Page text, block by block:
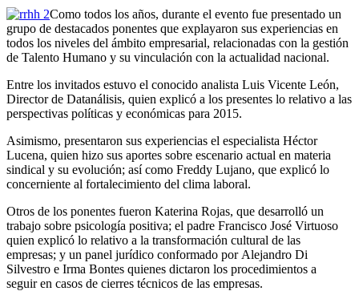
Como todos los años, durante el evento fue presentado un
grupo de destacados ponentes que explayaron sus experiencias en
todos los niveles del ámbito empresarial, relacionadas con la gestión
de Talento Humano y su vinculación con la actualidad nacional.
Entre los invitados estuvo el conocido analista Luis Vicente León,
Director de Datanálisis, quien explicó a los presentes lo relativo a las
perspectivas políticas y económicas para 2015.
Asimismo, presentaron sus experiencias el especialista Héctor
Lucena, quien hizo sus aportes sobre escenario actual en materia
sindical y su evolución; así como Freddy Lujano, que explicó lo
concerniente al fortalecimiento del clima laboral.
Otros de los ponentes fueron Katerina Rojas, que desarrolló un
trabajo sobre psicología positiva; el padre Francisco José Virtuoso
quien explicó lo relativo a la transformación cultural de las
empresas; y un panel jurídico conformado por Alejandro Di
Silvestro e Irma Bontes quienes dictaron los procedimientos a
seguir en casos de cierres técnicos de las empresas.